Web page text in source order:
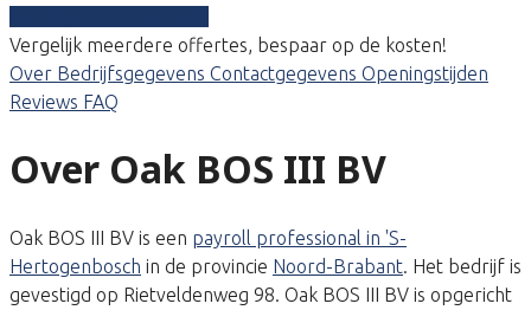
Vergelijk meerdere offertes, bespaar op de kosten!
Over Bedrijfsgegevens Contactgegevens Openingstijden
Reviews FAQ
Over Oak BOS III BV
Oak BOS III BV is een payroll professional in 'S-
Hertogenbosch in de provincie Noord-Brabant. Het bedrijf is
gevestigd op Rietveldenweg 98. Oak BOS III BV is opgericht